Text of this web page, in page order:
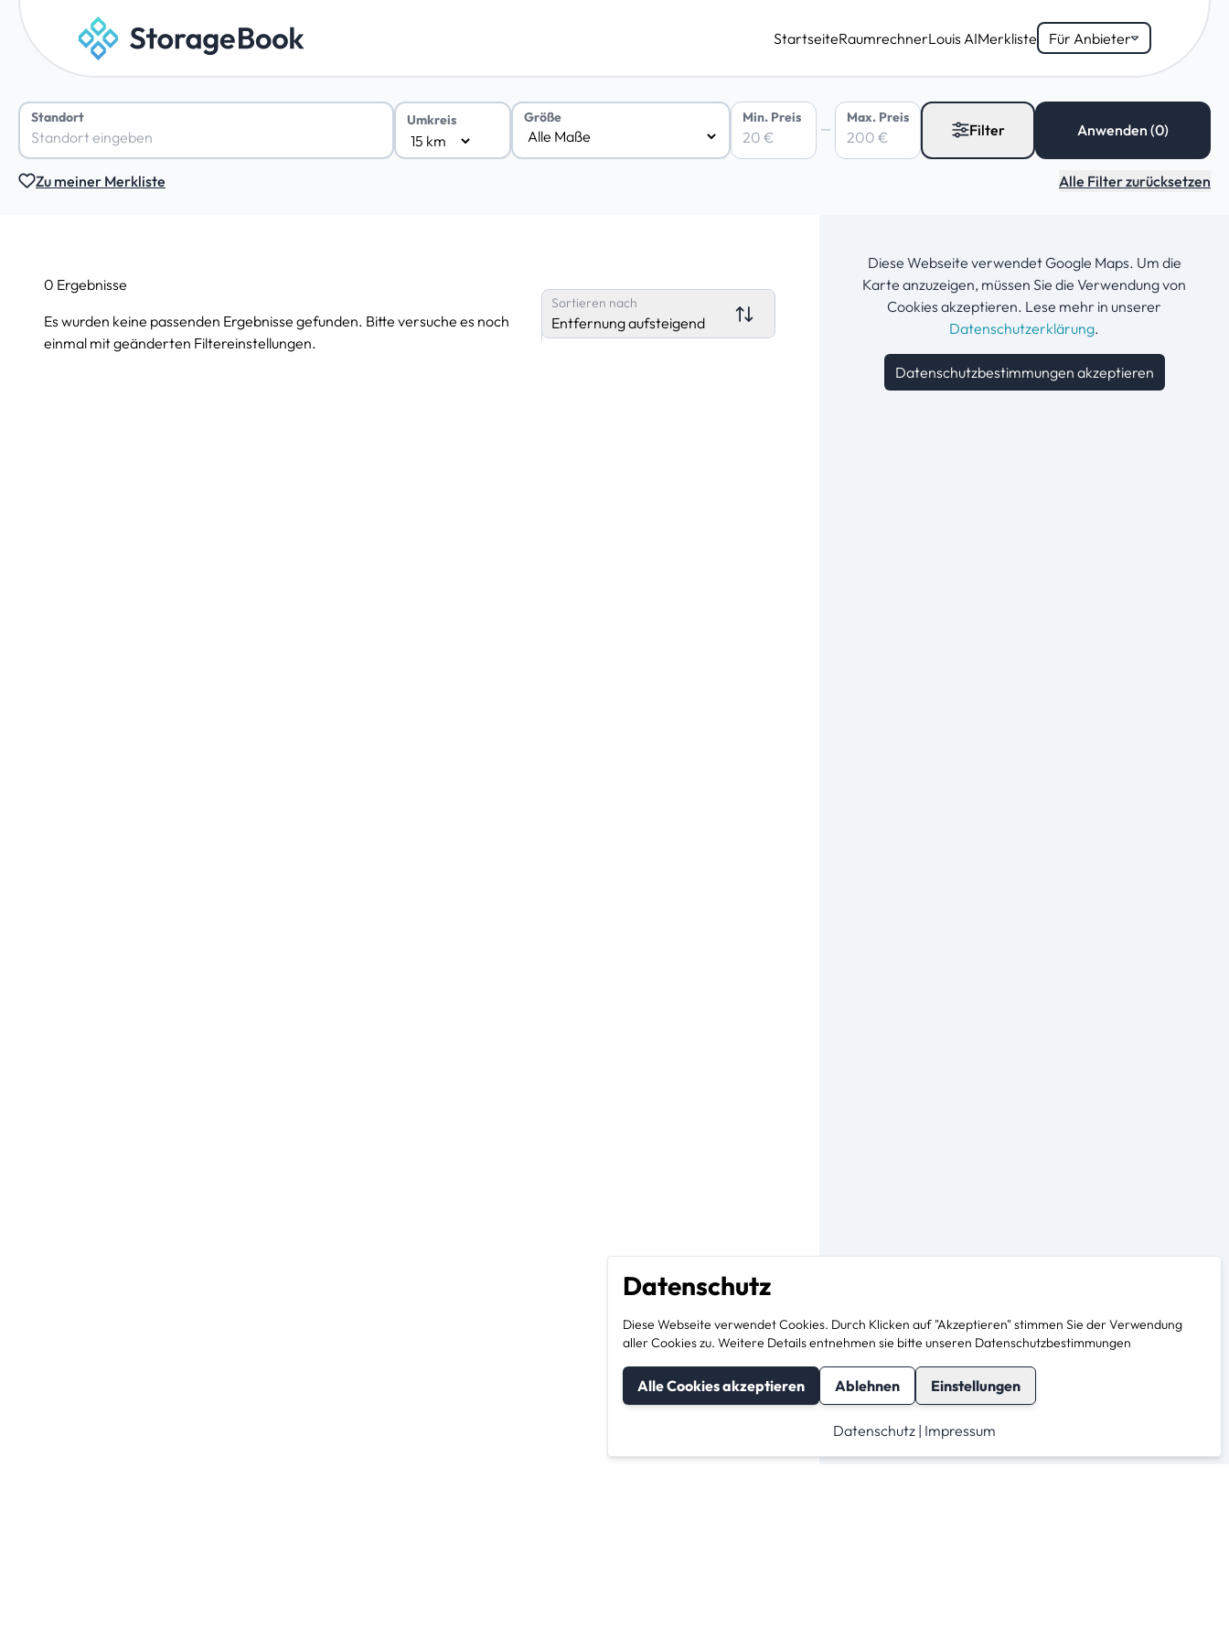
StartseiteRaumrechnerLouis AIMerkliste Für Anbieter
Standort Umkreis Größe Min. Preis Max. Preis
Filter
Zu meiner Merkliste Alle Filter zurücksetzen
0 Ergebnisse
Es wurden keine passenden Ergebnisse gefunden. Bitte versuche es noch
einmal mit geänderten Filtereinstellungen.
Sortieren nach
Entfernung aufsteigend
Diese Webseite verwendet Google Maps. Um die
Karte anzuzeigen, müssen Sie die Verwendung von
Cookies akzeptieren. Lese mehr in unserer
Datenschutzerklärung.
Datenschutzbestimmungen akzeptieren
Datenschutz
Diese Webseite verwendet Cookies. Durch Klicken auf "Akzeptieren" stimmen Sie der Verwendung
aller Cookies zu. Weitere Details entnehmen sie bitte unseren Datenschutzbestimmungen
Alle Cookies akzeptieren Ablehnen Einstellungen
Datenschutz | Impressum